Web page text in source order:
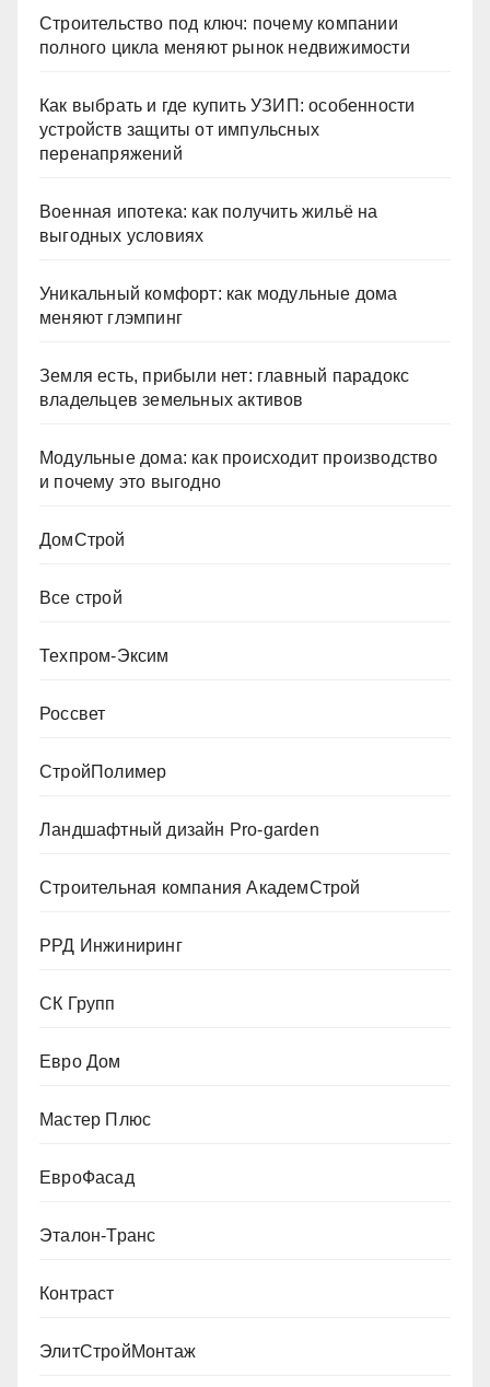
Строительство под ключ: почему компании
полного цикла меняют рынок недвижимости
Как выбрать и где купить УЗИП: особенности
устройств защиты от импульсных
перенапряжений
Военная ипотека: как получить жильё на
выгодных условиях
Уникальный комфорт: как модульные дома
меняют глэмпинг
Земля есть, прибыли нет: главный парадокс
владельцев земельных активов
Модульные дома: как происходит производство
и почему это выгодно
ДомСтрой
Все строй
Техпром-Эксим
Россвет
СтройПолимер
Ландшафтный дизайн Pro-garden
Строительная компания АкадемСтрой
РРД Инжиниринг
СК Групп
Евро Дом
Мастер Плюс
ЕвроФасад
Эталон-Транс
Контраст
ЭлитСтройМонтаж